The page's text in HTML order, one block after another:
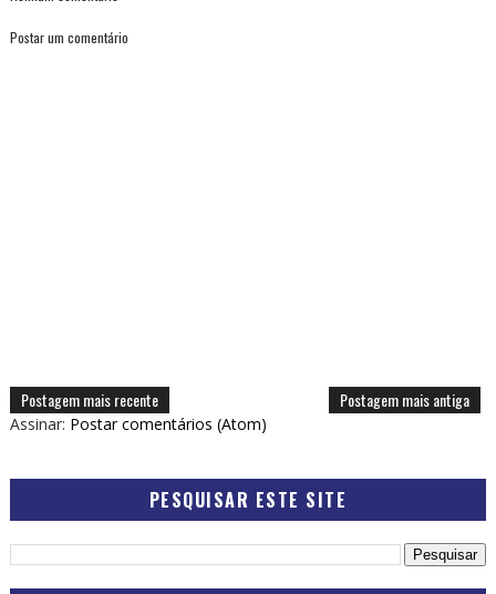
Postar um comentário
Postagem mais recente Postagem mais antiga
Assinar: Postar comentários (Atom)
PESQUISAR ESTE SITE